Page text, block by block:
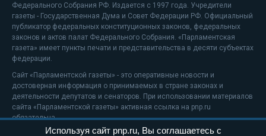
Федерального Собрания РФ. Издается с 1997 года. Учредители
газеты - Государственная Дума и Совет Федерации РФ. Официальный
публикатор федеральных конституционных законов, федеральных
законов и актов палат Федерального Собрания. «Парламентская
газета» имеет пункты печати и представительства в десяти субъектах
федерации.
Сайт «Парламентской газеты» - это оперативные новости и
достоверная информация о принимаемых в стране законах и
деятельности депутатов и сенаторов. При использовании материалов
сайта «Парламентской газеты» активная ссылка на pnp.ru
обязательна.
На информационном ресурсе применяютсярекомендательные
Используя сайт pnp.ru, Вы соглашаетесь с